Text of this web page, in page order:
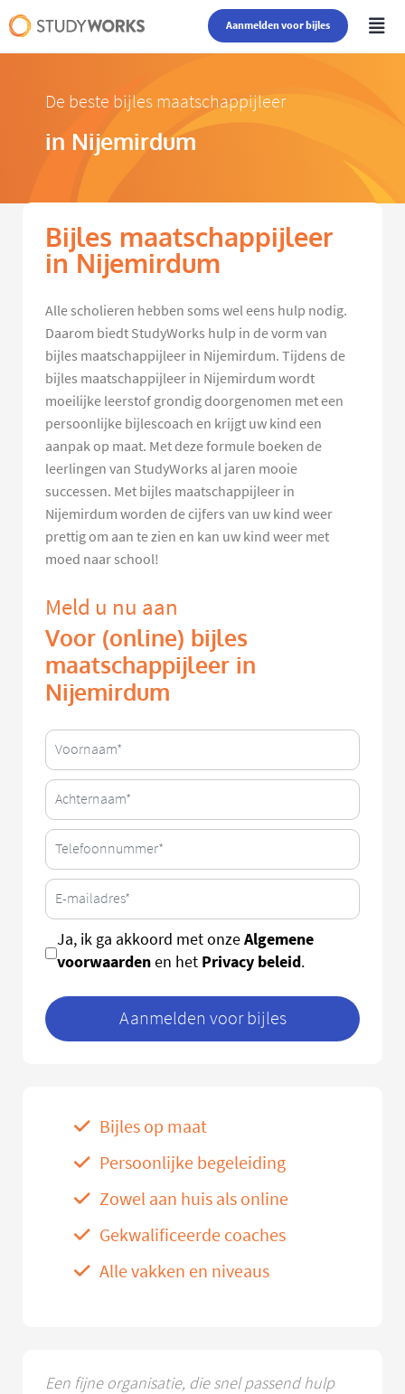
Aanmelden voor bijles
De beste bijles maatschappijleer
in Nijemirdum
Bijles maatschappijleer
in Nijemirdum
Alle scholieren hebben soms wel eens hulp nodig.
Daarom biedt StudyWorks hulp in de vorm van
bijles maatschappijleer in Nijemirdum. Tijdens de
bijles maatschappijleer in Nijemirdum wordt
moeilijke leerstof grondig doorgenomen met een
persoonlijke bijlescoach en krijgt uw kind een
aanpak op maat. Met deze formule boeken de
leerlingen van StudyWorks al jaren mooie
successen. Met bijles maatschappijleer in
Nijemirdum worden de cijfers van uw kind weer
prettig om aan te zien en kan uw kind weer met
moed naar school!
Meld u nu aan
Voor (online) bijles
maatschappijleer in
Nijemirdum
Ja, ik ga akkoord met onzeAlgemene
voorwaardenen het Privacy beleid.
Aanmelden voor bijles
Bijles op maat
Persoonlijke begeleiding
Zowel aan huis als online
Gekwalificeerde coaches
Alle vakken en niveaus
Een fijne organisatie, die snel passend hulp